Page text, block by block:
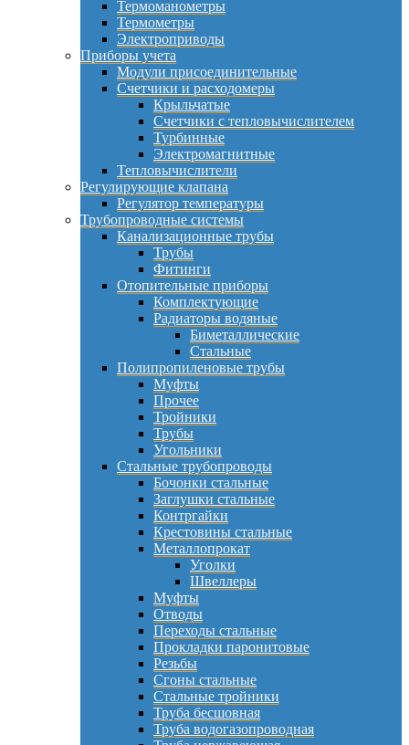
Термоманометры
Термометры
Электроприводы
Приборы учета
Модули присоединительные
Счетчики и расходомеры
Крыльчатые
Счетчики с тепловычислителем
Турбинные
Электромагнитные
Тепловычислители
Регулирующие клапана
Регулятор температуры
Трубопроводные системы
Канализационные трубы
Трубы
Фитинги
Отопительные приборы
Комплектующие
Радиаторы водяные
Биметаллические
Стальные
Полипропиленовые трубы
Муфты
Прочее
Тройники
Трубы
Угольники
Стальные трубопроводы
Бочонки стальные
Заглушки стальные
Контргайки
Крестовины стальные
Металлопрокат
Уголки
Швеллеры
Муфты
Отводы
Переходы стальные
Прокладки паронитовые
Резьбы
Сгоны стальные
Стальные тройники
Труба бесшовная
Труба водогазопроводная